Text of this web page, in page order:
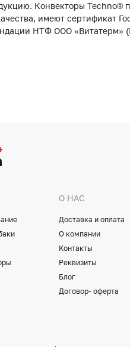
Конвекторы Techno®
имеют сертификат
НТФ ООО «Витатерм»
О НАС
Доставка и оплата
О компании
Контакты
Реквизиты
Блог
Договор- оферта